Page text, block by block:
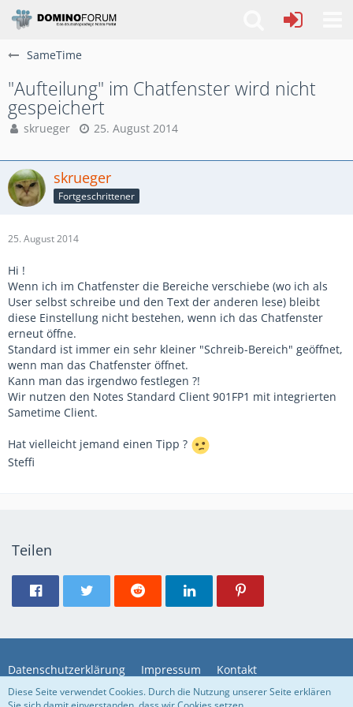
SameTime
"Aufteilung" im Chatfenster wird nicht
gespeichert
skrueger 25. August 2014
skrueger
Fortgeschrittener
25. August 2014
Hi !
Wenn ich im Chatfenster die Bereiche verschiebe (wo ich als
User selbst schreibe und den Text der anderen lese) bleibt
diese Einstellung nicht bestehen, wenn ich das Chatfenster
erneut öffne.
Standard ist immer ein sehr kleiner "Schreib-Bereich" geöffnet,
wenn man das Chatfenster öffnet.
Kann man das irgendwo festlegen ?!
Wir nutzen den Notes Standard Client 901FP1 mit integrierten
Sametime Client.
Hat vielleicht jemand einen Tipp ?
Steffi
Teilen
Datenschutzerklärung Impressum Kontakt
Diese Seite verwendet Cookies. Durch die Nutzung unserer Seite erklären